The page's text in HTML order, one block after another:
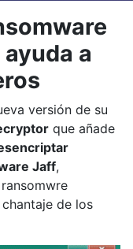
a
versión de su
que añade
Jaff,
de los